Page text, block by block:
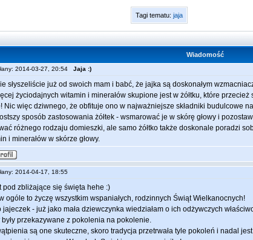
Tagi tematu: jaja
Wiadomość
2014-03-27, 20:54 Jaja :)
słyszeliście już od swoich mam i babć, że jajka są doskonałym
życiodajnych witamin i minerałów skupione jest w żółtku, które
Nic więc dziwnego, że obfituje ono w najważniejsze składniki budulcowe
sposób zastosowania żółtek - wsmarować je w skórę głowy i
różnego rodzaju domieszki, ale samo żółtko także doskonale poradzi
i minerałów w skórze głowy.
2014-04-17, 18:55
pod zbliżające się święta hehe :)
ogóle to życzę wszystkim wspaniałych, rodzinnych Świąt Wielkanocnych!
jajeczek - już jako mała dziewczynka wiedziałam o ich odżywczych
były przekazywane z pokolenia na pokolenie.
są one skuteczne, skoro tradycja przetrwała tyle pokoleń i nadal